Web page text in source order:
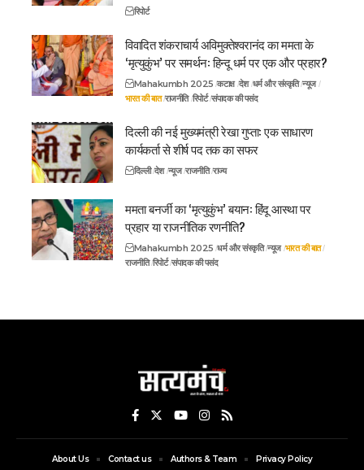
रिपोर्ट
विवादित शंकराचार्य अविमुक्तेश्वरानंद का ममता के
‘मृत्युकुंभ’ पर समर्थन: हिन्दू धर्म पर एक और प्रहार?
Mahakumbh 2025 कटाक्ष देश धर्म और संस्कृति न्यूज
भारत की बात राजनीति रिपोर्ट संपादक की पसंद
दिल्ली की नई मुख्यमंत्री रेखा गुप्ता: एक साधारण
कार्यकर्ता से शीर्ष पद तक का सफर
दिल्ली देश न्यूज राजनीति राज्य
ममता बनर्जी का ‘मृत्युकुंभ’ बयान: हिंदू आस्था पर
प्रहार या राजनीतिक रणनीति?
Mahakumbh 2025 धर्म और संस्कृति न्यूज भारत की बात
राजनीति रिपोर्ट संपादक की पसंद
About Us Contact us Authors & Team Privacy Policy